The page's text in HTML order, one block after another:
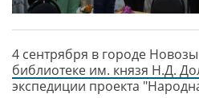
4 сентрября в городе
библиотеке им. князя Н.Д.
экспедиции проекта